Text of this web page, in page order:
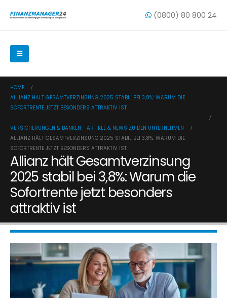
(0800) 80 800 24
HOME
ALLIANZ HÄLT GESAMTVERZINSUNG 2025 STABIL BEI 3,8%: WARUM DIE
SOFORTRENTE JETZT BESONDERS ATTRAKTIV IST
VERSICHERUNGEN & BANKEN - ARTIKEL & NEWS ZU DEN UNTERNEHMEN
ALLIANZ HÄLT GESAMTVERZINSUNG 2025 STABIL BEI 3,8%: WARUM DIE
SOFORTRENTE JETZT BESONDERS ATTRAKTIV IST
Allianz hält Gesamtverzinsung
2025 stabil bei 3,8%: Warum die
Sofortrente jetzt besonders
attraktiv ist